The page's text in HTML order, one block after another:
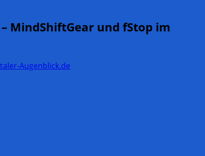
MindShiftGear und fStop im
Augenblick.de